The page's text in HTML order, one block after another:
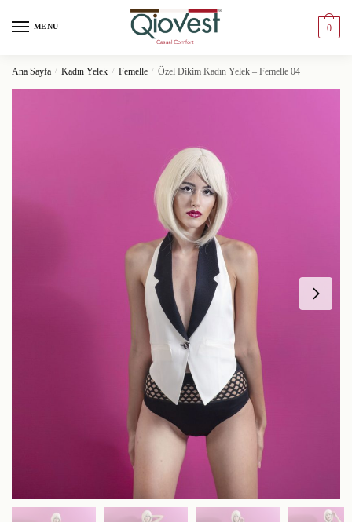
MENU 0
Ana Sayfa / Kadın Yelek / Femelle / Özel Dikim Kadın Yelek – Femelle 04